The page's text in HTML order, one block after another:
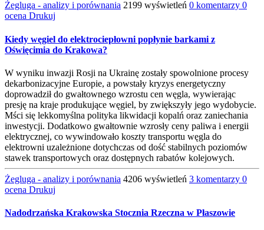
Żegluga - analizy i porównania 2199 wyświetleń 0 komentarzy 0
ocena Drukuj
Kiedy węgiel do elektrociepłowni popłynie barkami z
Oświęcimia do Krakowa?
W wyniku inwazji Rosji na Ukrainę zostały spowolnione procesy
dekarbonizacyjne Europie, a powstały kryzys energetyczny
doprowadził do gwałtownego wzrostu cen węgla, wywierając
presję na kraje produkujące węgiel, by zwiększyły jego wydobycie.
Mści się lekkomyślna polityka likwidacji kopalń oraz zaniechania
inwestycji. Dodatkowo gwałtownie wzrosły ceny paliwa i energii
elektrycznej, co wywindowało koszty transportu węgla do
elektrowni uzależnione dotychczas od dość stabilnych poziomów
stawek transportowych oraz dostępnych rabatów kolejowych.
Żegluga - analizy i porównania 4206 wyświetleń 3 komentarzy 0
ocena Drukuj
Nadodrzańska Krakowska Stocznia Rzeczna w Płaszowie